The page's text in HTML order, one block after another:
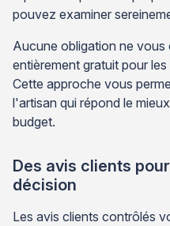
pouvez examiner
Aucune obligation ne vous
entièrement gratuit pour
Cette approche vous
l'artisan qui répond le
budget.
Des avis clients
décision
Les avis clients contrôlés